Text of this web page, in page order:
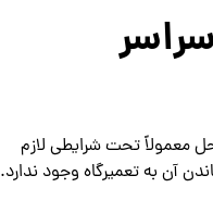
معمولاً تحت شرایطی لازم
آن به تعمیرگاه وجود ندارد.